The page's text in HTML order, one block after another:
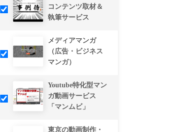
コンテンツ取材＆
執筆サービス
メディアマンガ
（広告・ビジネス
マンガ）
Youtube特化型マン
ガ動画サービス
「マンムビ」
東京の動画制作・